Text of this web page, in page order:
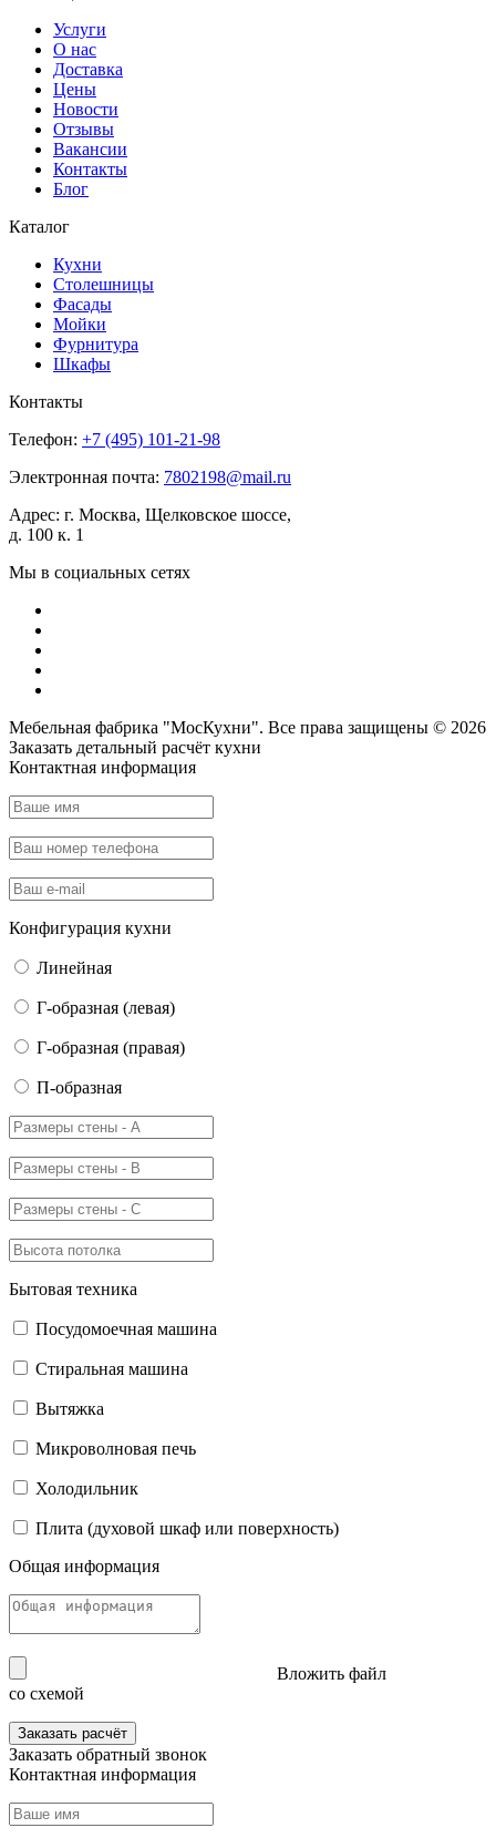
Услуги
О нас
Доставка
Цены
Новости
Отзывы
Вакансии
Контакты
Блог
Каталог
Кухни
Столешницы
Фасады
Мойки
Фурнитура
Шкафы
Контакты
Телефон: +7 (495) 101-21-98
Электронная почта: 7802198@mail.ru
Адрес: г. Москва, Щелковское шоссе,
д. 100 к. 1
Мы в социальных сетях
Мебельная фабрика "МосКухни". Все права защищены © 2026
Заказать детальный расчёт кухни
Контактная информация
Конфигурация кухни
Линейная
Г-образная (левая)
Г-образная (правая)
П-образная
Бытовая техника
Посудомоечная машина
Стиральная машина
Вытяжка
Микроволновая печь
Холодильник
Плита (духовой шкаф или поверхность)
Общая информация
Вложить файл
со схемой
Заказать расчёт
Заказать обратный звонок
Контактная информация